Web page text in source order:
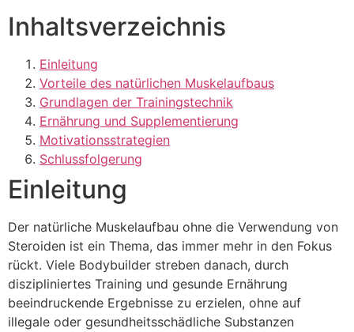
Inhaltsverzeichnis
Einleitung
Vorteile des natürlichen Muskelaufbaus
Grundlagen der Trainingstechnik
Ernährung und Supplementierung
Motivationsstrategien
Schlussfolgerung
Einleitung
Der natürliche Muskelaufbau ohne die Verwendung von
Steroiden ist ein Thema, das immer mehr in den Fokus
rückt. Viele Bodybuilder streben danach, durch
diszipliniertes Training und gesunde Ernährung
beeindruckende Ergebnisse zu erzielen, ohne auf
illegale oder gesundheitsschädliche Substanzen